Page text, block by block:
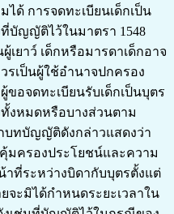
ด้ การจดทะเบียนเด็กเป็น
บัญญัติไว้ในมาตรา 1548
เยาว์ เด็กหรือมารดาเด็กอาจ
รเป็นผู้ใช้อำนาจปกครอง
อจดทะเบียนรับเด็กเป็นบุตร
งหมดหรือบางส่วนตาม
บทบัญญัติดังกล่าวแสดงว่า
มครองประโยชน์และความ
ที่ระหว่างบิดากับบุตรตั้งแต่
ะมิได้กำหนดระยะเวลาใน